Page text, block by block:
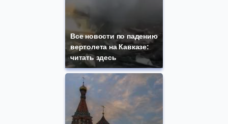
Все новости по падению
вертолета на Кавказе:
читать здесь